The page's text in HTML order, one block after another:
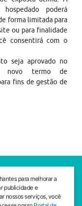
poderá
forma limitada para
ou para finalidade
consentirá com o
seja aprovado no
novo termo de
fins de gestão de
01503-001
para melhorar a
publicidade e
nossos serviços, você